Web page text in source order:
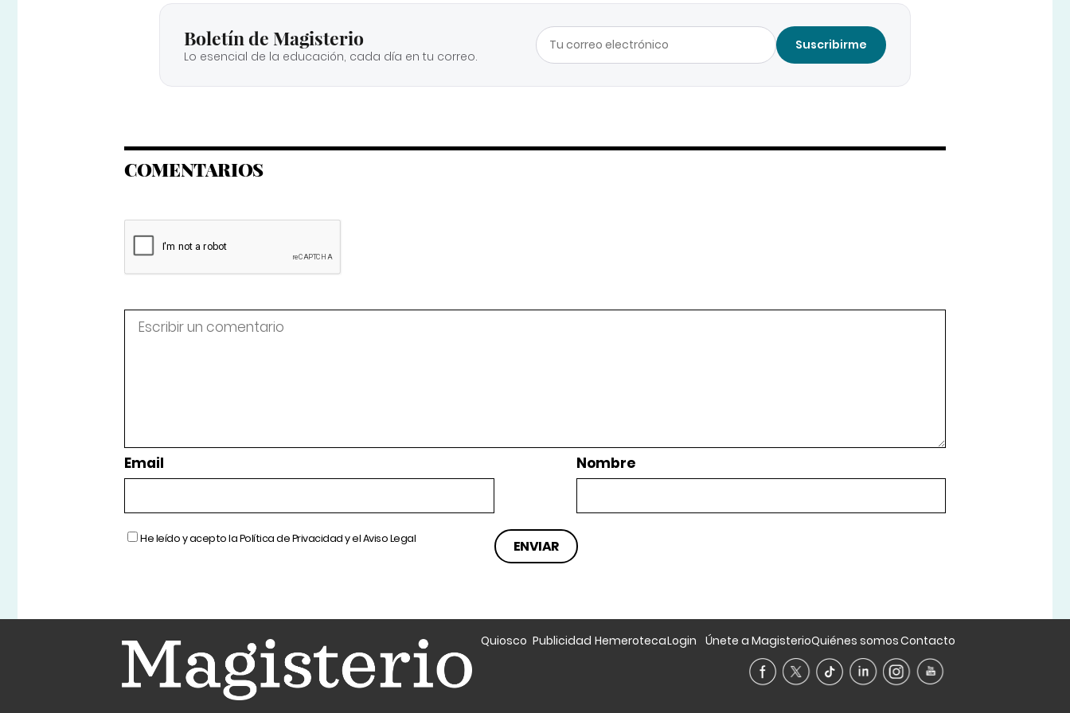
Boletín de Magisterio
Lo esencial de la educación, cada día en tu correo.
Suscribirme
COMENTARIOS
Email Nombre
He leído y acepto laPolítica de Privacidady elAviso Legal
Quiosco Publicidad HemerotecaLogin Únete a MagisterioQuiénes somosContacto